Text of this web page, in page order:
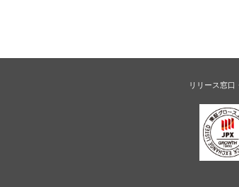
リリース窓口